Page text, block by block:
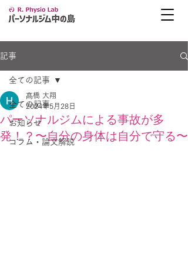
記事
全ての記事
お知らせ
コラム・論文解説
全ての記事
パーソナルジムによる事故が多
発！？〜自分の身体は自分で守る〜
髙橋 大翔
2024年5月28日